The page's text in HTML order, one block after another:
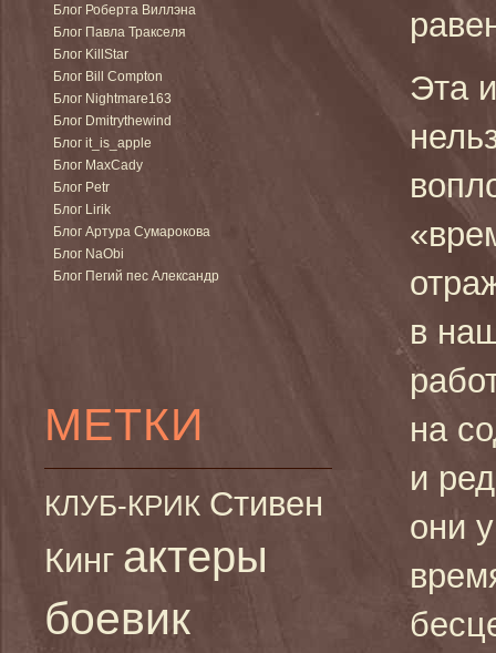
Блог Роберта Виллэна
Блог Павла Тракселя
Блог KillStar
Блог Bill Compton
Блог Nightmare163
Блог Dmitrythewind
Блог it_is_apple
Блог MaxCady
Блог Petr
Блог Lirik
Блог Артура Сумарокова
Блог NaObi
Блог Пегий пес Александр
МЕТКИ
КЛУБ-КРИК Стивен
Кинг актеры
боевик
Эта
в
на
и
они